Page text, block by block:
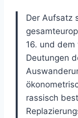
Der Aufsatz
16. und
Deutungen
rassisch